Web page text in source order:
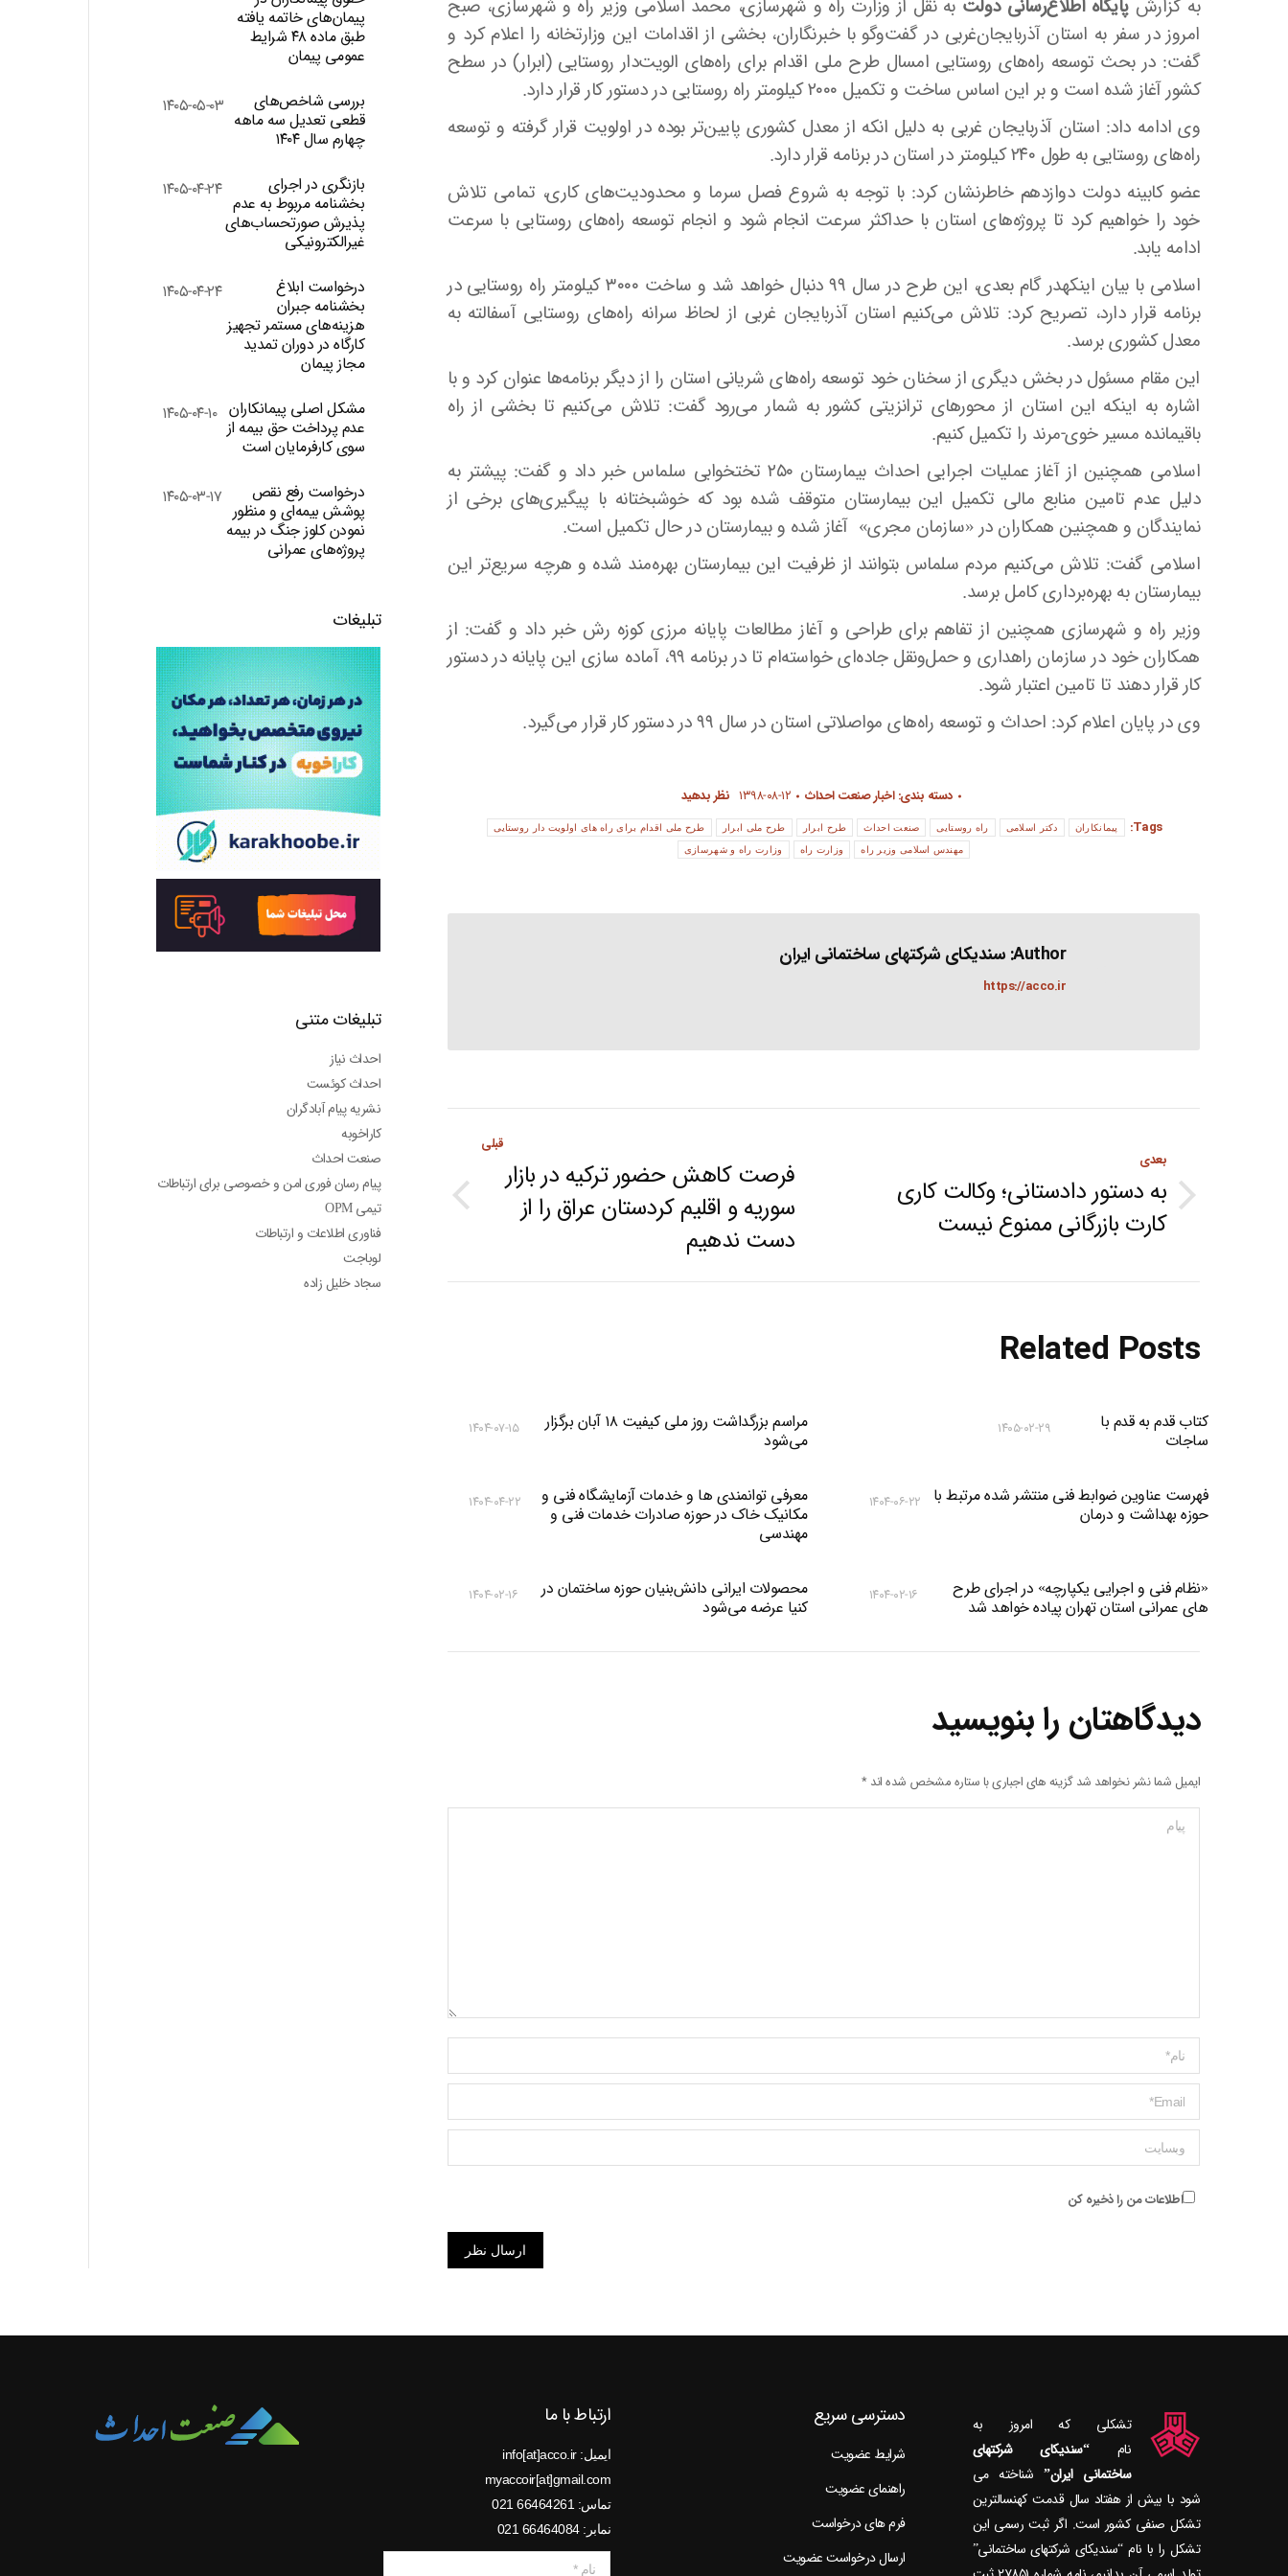
به گزارشپایگاه اطلاع‌رسانی دولتبه نقل از وزارت راه و شهرسازی، محمد اسلامی وزیر راه و شهرسازی، صبح
امروز در سفر به استان آذربایجان‌غربی در گفت‌وگو با خبرنگاران، بخشی از اقدامات این وزارتخانه را اعلام کرد و
گفت: در بحث توسعه راه‌های روستایی امسال طرح ملی اقدام برای راه‌های الویت‌دار روستایی (ابرار) در سطح
کشور آغاز شده است و بر این اساس ساخت و تکمیل ۲۰۰۰ کیلومتر راه روستایی در دستور کار قرار دارد.
وی ادامه داد: استان آذر‌بایجان غربی به دلیل انکه از معدل کشوری پایین‌تر بوده در اولویت قرار گرفته و توسعه
راه‌های روستایی به طول ۲۴۰ کیلومتر در استان در برنامه قرار دارد.
عضو کابینه دولت دوازدهم خاطرنشان کرد: با توجه به شروع فصل سرما و محدودیت‌های کاری، تمامی تلاش
خود را خواهیم کرد تا پروژه‌های استان با حداکثر سرعت انجام شود و انجام توسعه راه‌های روستایی با سرعت
ادامه یابد.
اسلامی با بیان اینکهدر گام بعدی، این طرح در سال ۹۹ دنبال خواهد شد و ساخت ۳۰۰۰ کیلومتر راه روستایی در
برنامه قرار دارد، تصریح کرد: تلاش می‌کنیم استان آذربایجان غربی از لحاظ سرانه راه‌های روستایی آسفالته به
معدل کشوری برسد.
این مقام مسئول در بخش دیگری از سخنان خود توسعه راه‌های شریانی استان را از دیگر برنامه‌ها عنوان کرد و با
اشاره به اینکه این استان از محورهای ترانزیتی کشور به شمار می‌رود گفت: تلاش می‌کنیم تا بخشی از راه
باقیمانده مسیر خوی-مرند را تکمیل کنیم.
اسلامی همچنین از آغاز عملیات اجرایی احداث بیمارستان ۲۵۰ تختخوابی سلماس خبر داد و گفت: پیشتر به
دلیل عدم تامین منابع مالی تکمیل این بیمارستان متوقف شده بود که خوشبختانه با پیگیری‌های برخی از
نمایندگان و همچنین همکاران در «سازمان مجری» آغاز شده و بیمارستان در حال تکمیل است.
اسلامی گفت: تلاش می‌کنیم مردم سلماس بتوانند از ظرفیت این بیمارستان بهره‌مند شده و هرچه سریع‌تر این
بیمارستان به بهره‌برداری کامل برسد.
وزیر راه و شهرسازی همچنین از تفاهم برای طراحی و آغاز مطالعات پایانه مرزی کوزه رش خبر داد و گفت: از
همکاران خود در سازمان راهداری و حمل‌ونقل جاده‌ای خواسته‌ام تا در برنامه ۹۹، آماده سازی این پایانه در دستور
کار قرار دهند تا تامین اعتبار شود.
وی در پایان اعلام کرد: احداث و توسعه راه‌های مواصلاتی استان در سال ۹۹ در دستور کار قرار می‌گیرد.
دسته بندی:اخبار صنعت احداث ۱۳۹۸-۰۸-۱۲ نظر بدهید
Tags:
پیمانکاران دکتر اسلامی راه روستایی صنعت احداث طرح ابرار طرح ملی ابرار طرح ملی اقدام برای راه های اولویت دار روستایی
مهندس اسلامی وزیر راه وزارت راه وزارت راه و شهرسازی
Author: سندیکای شرکتهای ساختمانی ایران
https://acco.ir
navigation
قبلی
Previous
فرصت کاهش حضور ترکیه در بازار
سوریه و اقلیم کردستان عراق را از
دست ندهیم
بعدی
Next
post:
به دستور دادستانی؛ وکالت کاری
کارت بازرگانی ممنوع نیست
Related Posts
کتاب قدم به قدم با
ساجات
۱۴۰۵-۰۲-۲۹
مراسم بزرگداشت روز ملی کیفیت ۱۸ آبان برگزار
می‌شود
۱۴۰۴-۰۷-۱۵
فهرست عناوین ضوابط فنی منتشر شده مرتبط با
حوزه بهداشت و درمان
۱۴۰۴-۰۶-۲۲
معرفی توانمندی ها و خدمات آزمایشگاه فنی و
مکانیک خاک در حوزه صادرات خدمات فنی و
مهندسی
۱۴۰۴-۰۴-۲۲
«نظام فنی و اجرایی یکپارچه» در اجرای طرح
های عمرانی استان تهران پیاده خواهد شد
۱۴۰۴-۰۲-۱۶
محصولات ایرانی دانش‌بنیان‌ حوزه ساختمان در
کنیا عرضه می‌شود
۱۴۰۴-۰۲-۱۶
دیدگاهتان را بنویسید
ایمیل شما نشر نخواهد شد گزینه های اجباری با ستاره مشخص شده اند*
پیام
Name *
ایمیل *
وبسایت
اطلاعات من را ذخیره کن
ارسال نظر
پیمان‌های خاتمه یافته
طبق ماده ۴۸ شرایط
عمومی پیمان
بررسی شاخص‌های
قطعی تعدیل سه ماهه
چهارم سال ۱۴۰۴
۱۴۰۵-۰۵-۰۳
بازنگری در اجرای
بخشنامه مربوط به عدم
پذیرش صورتحساب‌های
غیرالکترونیکی
۱۴۰۵-۰۴-۲۴
درخواست ابلاغ
بخشنامه جبران
هزینه‌های مستمر تجهیز
کارگاه در دوران تمدید
مجاز پیمان
۱۴۰۵-۰۴-۲۴
مشکل اصلی پیمانکاران
عدم پرداخت حق بیمه از
سوی کارفرمایان است
۱۴۰۵-۰۴-۱۰
درخواست رفع نقص
پوشش بیمه‌ای و منظور
نمودن کلوز جنگ در بیمه
پروژه‌های عمرانی
۱۴۰۵-۰۳-۱۷
تبلیغات
تبلیغات متنی
احداث نیاز
احداث کوئست
نشریه پیام آبادگران
کاراخوبه
صنعت احداث
پیام رسان فوری امن و خصوصی برای ارتباطات
تیمی OPM
فناوری اطلاعات و ارتباطات
لوباجت
سجاد خلیل زاده
تشکلی که امروز به
نام“سندیکای شرکتهای
ساختمانی ایران”
شود با بیش از هفتاد سال قدمت کهنسال‎ترین
تشکل صنفی کشور است. اگر ثبت رسمی این
تشکل را با نام “سندیکای شرکتهای ساختمانی”
دسترسی سریع
شرایط عضویت
راهنمای عضویت
فرم های درخواست
ارسال درخواست عضویت
ارتباط با ما
ایمیل: info[at]acco.ir
myaccoir[at]gmail.com
تماس: 66464261 021
نمابر: 66464084 021
نام *